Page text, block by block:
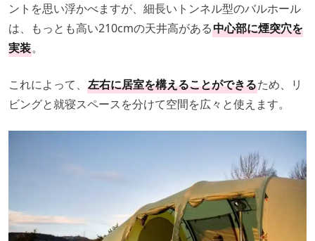
ントを思い浮かべますが、細長いトンネル型のバルホール
は、もっとも高い210cmの天井高がある中心部に煙突穴を
実装。
これによって、 左右に居室を構えることができるため、リ
ビングと就寝スペースを分けて空間を広々と使えます。